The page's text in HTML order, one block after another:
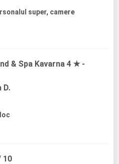
super, camere
& Spa Kavarna 4 ★-
D.
10